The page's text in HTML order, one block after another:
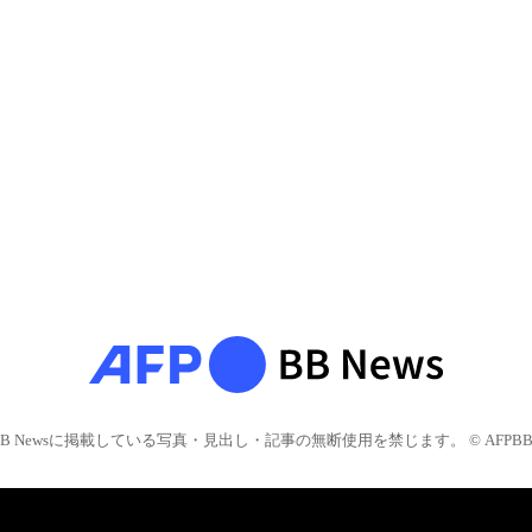
Newsに掲載している写真・見出し・記事の無断使用を禁じます。 © AFPBB